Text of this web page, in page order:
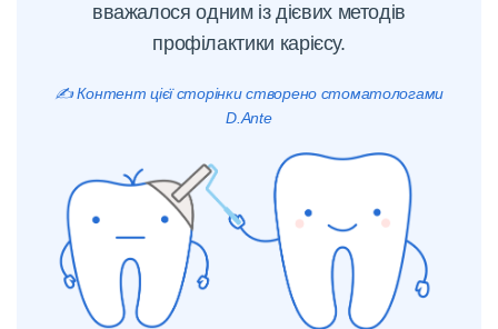
вважалося одним із дієвих методів
профілактики карієсу.
✍️ Контент цієї сторінки створено стоматологами
D.Ante